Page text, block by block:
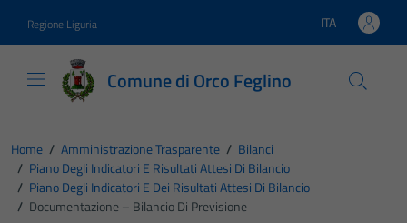
Regione Liguria Lingua attiva:
ITA
Comune di Orco Feglino
Home / Amministrazione Trasparente / Bilanci
/ Piano Degli Indicatori E Risultati Attesi Di Bilancio
/ Piano Degli Indicatori E Dei Risultati Attesi Di Bilancio
/ Documentazione – Bilancio Di Previsione